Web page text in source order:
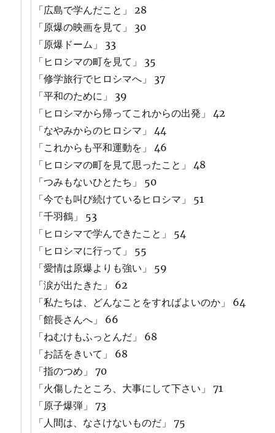
「広島で学んだこと」 28
「原爆の映画を見て」 30
「原爆ドーム」 33
「ヒロシマの町を見て」 35
「修学旅行でヒロシマへ」 37
「平和のために」 39
「ヒロシマから帰ってこれからの出発」 42
「なやみからのヒロシマ」 44
「これからも平和運動を」 46
「ヒロシマの町を見て思ったこと」 48
「つみもないひとたち」 50
「今でも叫び続けているヒロシマ」 51
「千羽鶴」 53
「ヒロシマで学んできたこと」 54
「ヒロシマに行って」 55
「愛情は原爆よりも強い」 59
「涙が出たきた」 62
「私たちは、どんなことをすればよいのか」 64
「館長さんへ」 66
「ねむけもふっとんだ」 68
「お話をきいて」 68
「指のつめ」 70
「火傷したところ、大事にして下さい」 71
「原子爆弾」 73
「人間は、なさけないものだ」 75